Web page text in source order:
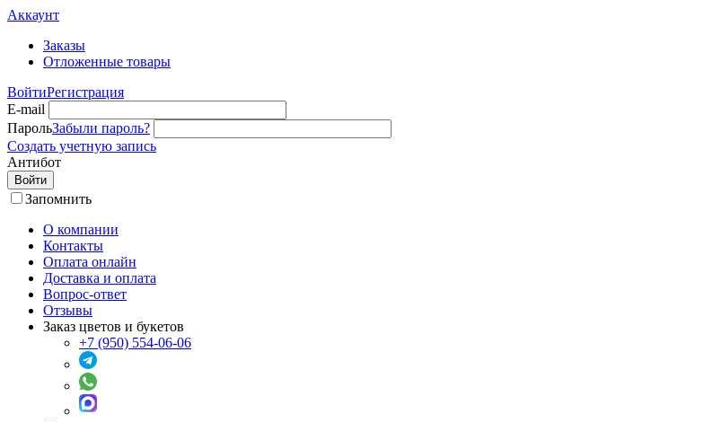
Аккаунт
Заказы
Отложенные товары
ВойтиРегистрация
E-mail
ПарольЗабыли пароль?
Создать учетную запись
Антибот
Войти
Запомнить
О компании
Контакты
Оплата онлайн
Доставка и оплата
Вопрос-ответ
Отзывы
Заказ цветов и букетов
+7 (950) 554-06-06